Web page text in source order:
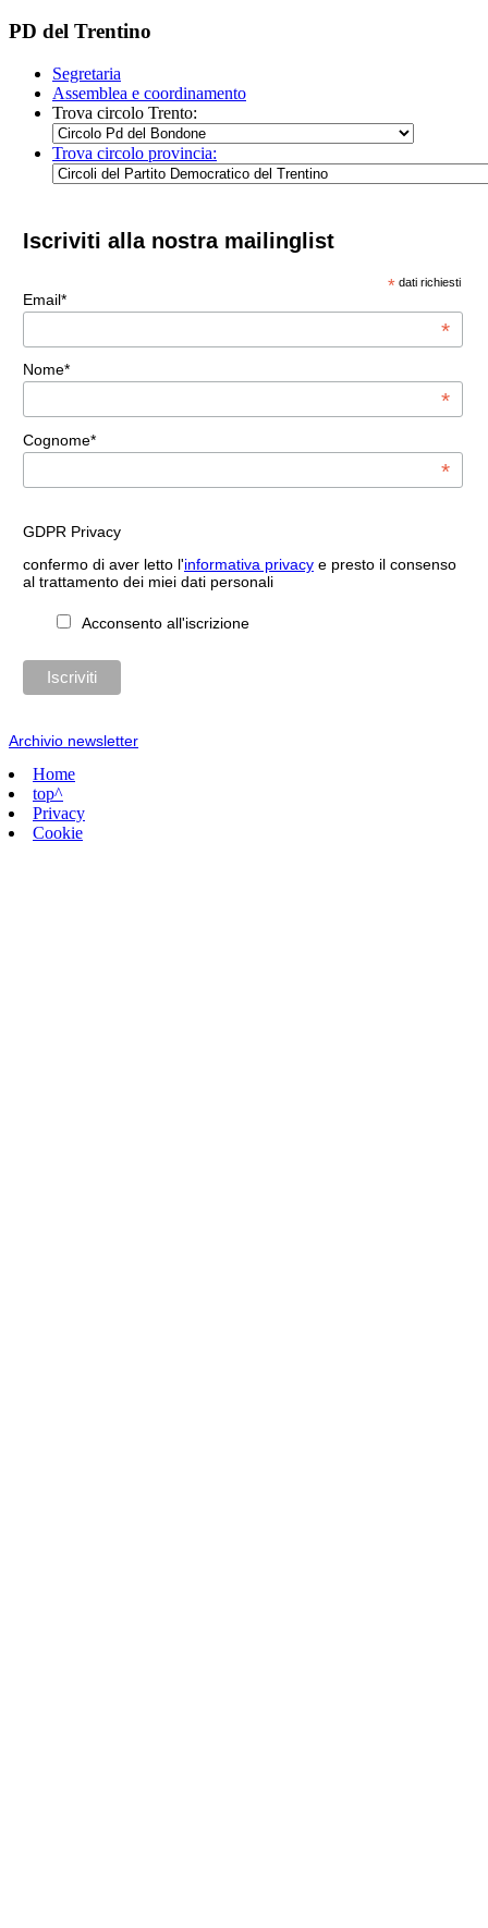
PD del Trentino
Segretaria
Assemblea e coordinamento
Trova circolo Trento:
Trova circolo provincia:
Iscriviti alla nostra mailinglist
* dati richiesti
Email*
*
Nome*
*
Cognome*
*
GDPR Privacy
confermo di aver letto l'informativa privacye presto il consenso
al trattamento dei miei dati personali
Acconsento all'iscrizione
Archivio newsletter
Home
top^
Privacy
Cookie